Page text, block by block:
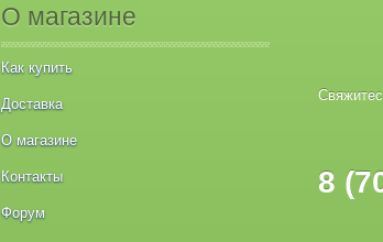
О магазине
Как купить
Доставка
О магазине
Контакты
Форум
8